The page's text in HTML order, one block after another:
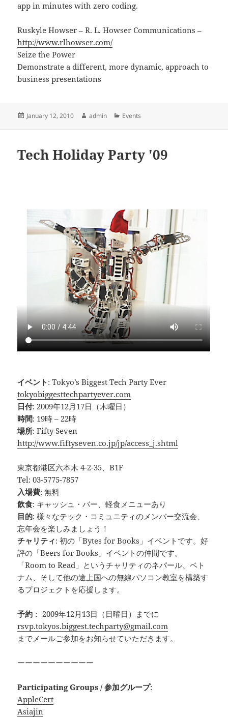
app in minutes with zero coding.
Ruskyle Howser – R. L. Howser Communications –
http://www.rlhowser.com/
Seize the Power
Demonstrate a different, more dynamic, approach to
business presentations
Posted
January 12, 2010 Author
admin Categories
Events
Tech Holiday Party '09
イベント : Tokyo’s Biggest Tech Party Ever
tokyobiggesttechpartyever.com
日付: 2009年12月17日（木曜日）
時間: 19時 – 22時
場所: Fifty Seven
http://www.fiftyseven.co.jp/jp/access_j.shtml
東京都港区六本木 4-2-35、B1F
Tel: 03-5775-7857
入場費: 無料
飲食: キャッシュ・バー、軽食メニューあり
目的: 様々なテック・コミュニティのメンバー交流会、
忘年会を楽しみましょう！
チャリティ: 初の「Bytes for Books」イベントです。好
評の「Beers for Books」イベントの仲間です。
「Room to Read」というチャリティのネパール、ベト
ナム、そして他の途上国への無線パソコン教室を構築す
るプロジェクトを応援します。
予約 ： 2009年12月13日（日曜日）までに
rsvp.tokyos.biggest.techparty@gmail.com
までメールご参加をお知らせていただきます。
ーーーーーーーーーー
Participating Groups / 参加グループ:
AppleCert
Asiajin